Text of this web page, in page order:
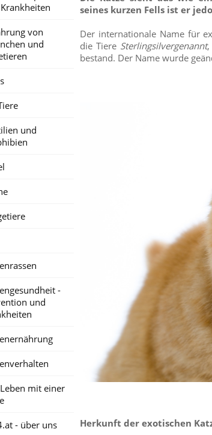
von
und
und
-
und
mit einer
- über uns
seines kurzen Fells ist er
Der internationale Name für
die Tiere Sterlingsilvergenannt,
bestand. Der Name wurde
Herkunft der exotischen